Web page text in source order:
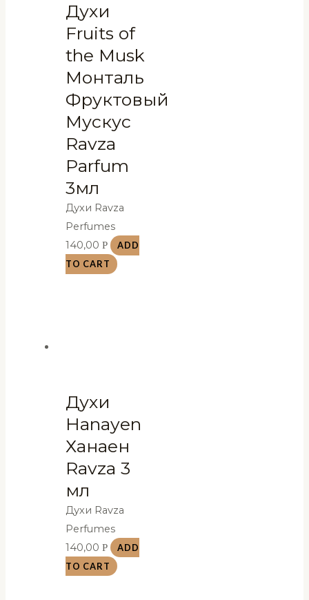
Духи
Fruits of
the Musk
Монталь
Фруктовый
Мускус
Ravza
Parfum
3мл
Духи Ravza
Perfumes
140,00Р
ADD
TO CART
Духи
Hanayen
Ханаен
Ravza 3
мл
Духи Ravza
Perfumes
140,00Р
ADD
TO CART